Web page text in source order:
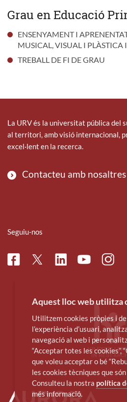
Grau en Educació
ENSENYAMENT I
MUSICAL, VISUAL I PLÀSTICA I
TREBALL DE FI DE GRAU
La URV és la universitat pública del
al territori, amb visió internacional,
excel·lent en la recerca.
Contacteu amb nosaltres
Seguiu-nos
FacebookTwitterLinkedinYoutube
Aquest lloc web utilitza
Utilitzem cookies pròpies i
l’experiència d’usuari,
navegació al web i
“Acceptar totes les cookies”,
que voleu acceptar o bé
les cookies tècniques que
Consulteu la nostra política
més informació.